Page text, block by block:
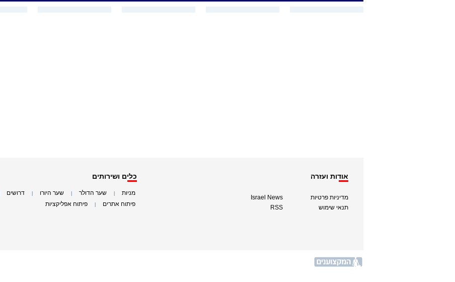
אודות ועזרה
מדיניות פרטיות
תנאי שימוש
Israel News
RSS
כלים ושירותים
מניות שער הדולר שער היורו דרושים
פיתוח אתרים פיתוח אפליקציות